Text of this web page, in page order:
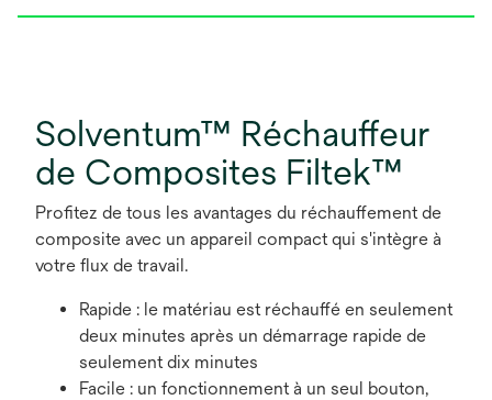
Solventum™ Réchauffeur
de Composites Filtek™
Profitez de tous les avantages du réchauffement de
composite avec un appareil compact qui s'intègre à
votre flux de travail.
Rapide : le matériau est réchauffé en seulement
deux minutes après un démarrage rapide de
seulement dix minutes
Facile : un fonctionnement à un seul bouton,